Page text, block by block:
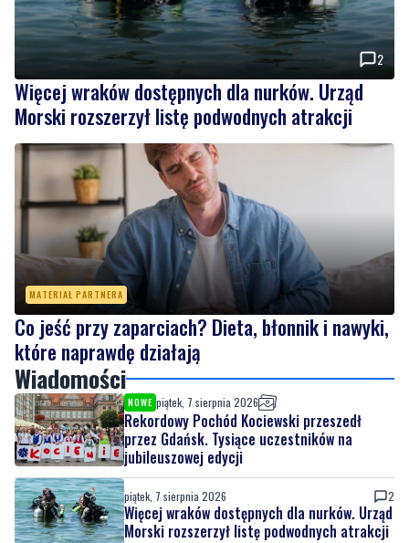
2
Więcej wraków dostępnych dla nurków. Urząd
Morski rozszerzył listę podwodnych atrakcji
MATERIAŁ PARTNERA
Co jeść przy zaparciach? Dieta, błonnik i nawyki,
które naprawdę działają
Wiadomości
NOWE piątek, 7 sierpnia 2026
Rekordowy Pochód Kociewski przeszedł
przez Gdańsk. Tysiące uczestników na
jubileuszowej edycji
piątek, 7 sierpnia 2026 2
Więcej wraków dostępnych dla nurków. Urząd
Morski rozszerzył listę podwodnych atrakcji